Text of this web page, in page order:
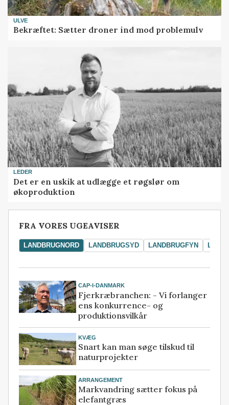
ULVE
Bekræftet: Sætter droner ind mod problemulv
LEDER
Det er en uskik at udlægge et røgslør om
økoproduktion
FRA VORES UGEAVISER
LANDBRUGNORD LANDBRUGSYD LANDBRUGFYN
CAP-I-DANMARK
Fjerkræbranchen: - Vi forlanger
ens konkurrence- og
produktionsvilkår
KVÆG
Snart kan man søge tilskud til
naturprojekter
ARRANGEMENT
Markvandring sætter fokus på
elefantgræs